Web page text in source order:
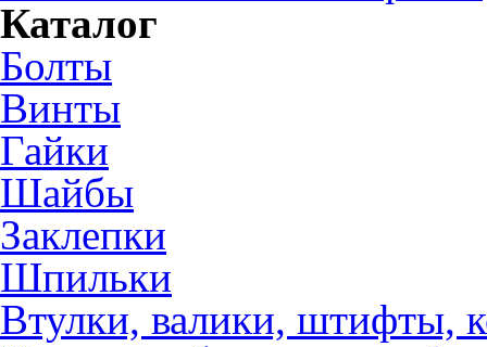
Каталог
Болты
Винты
Гайки
Шайбы
Заклепки
Шпильки
Втулки, валики, штифты,